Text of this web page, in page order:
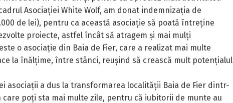
Asociației White Wolf, am donat indemnizația de
de lei), pentru ca această asociație să poată întreține
proiecte, astfel încât să atragem și mai mulți
o asociație din Baia de Fier, care a realizat mai multe
la înălțime, între stânci, reușind să crească mult potențialul
asociații a dus la transformarea localității Baia de Fier dintr-
poți sta mai multe zile, pentru că iubitorii de munte au